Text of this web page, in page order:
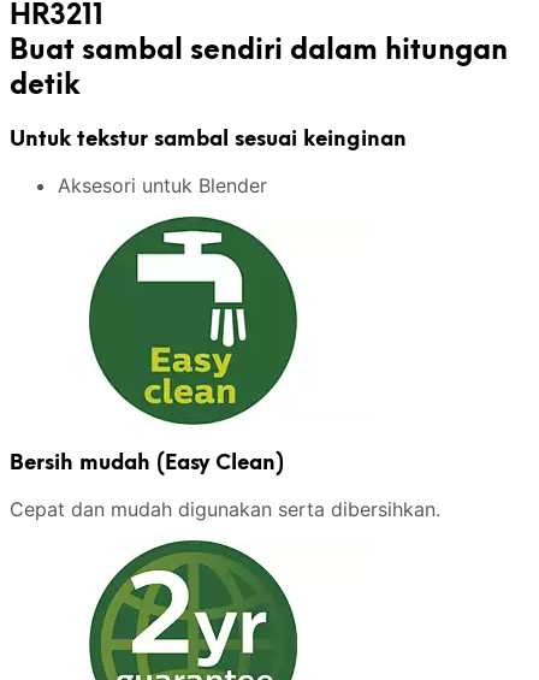
HR3211
Buat sambal sendiri dalam hitungan
detik
Untuk tekstur sambal sesuai keinginan
Aksesori untuk Blender
Bersih mudah (Easy Clean)
Cepat dan mudah digunakan serta dibersihkan.